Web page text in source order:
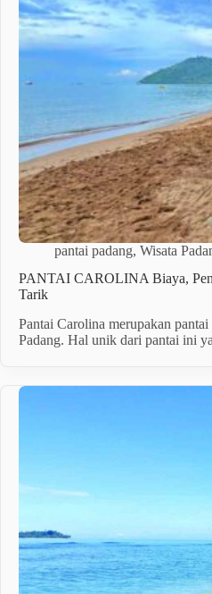
pantai padang, Wisata
PANTAI CAROLINA Biaya,
Tarik
Pantai Carolina merupakan
Padang. Hal unik dari pantai ini